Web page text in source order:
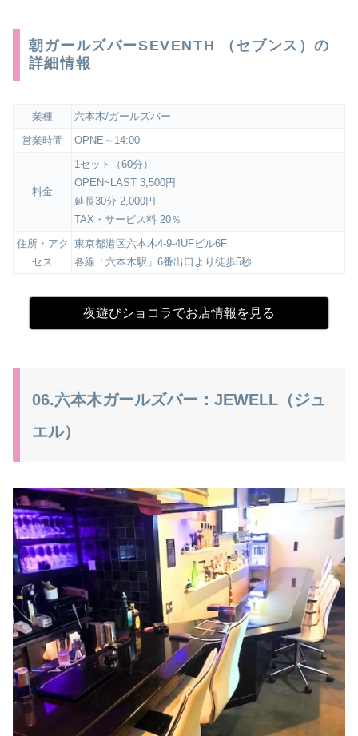
朝ガールズバーSEVENTH （セブンス）の
詳細情報
業種
六本木/ガールズバー
営業時間
OPNE～14:00
料金
1セット（60分）
OPEN~LAST 3,500円
延長30分 2,000円
TAX・サービス料 20％
住所・アク
セス
東京都港区六本木4-9-4UFビル6F
各線「六本木駅」6番出口より徒歩5秒
夜遊びショコラでお店情報を見る
06.六本木ガールズバー：JEWELL（ジュ
エル）